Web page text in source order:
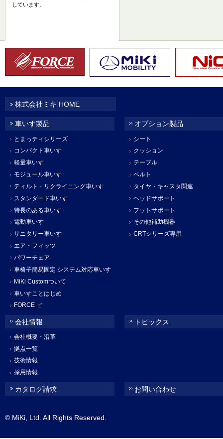
しています。
株式会社ミキ HOME
車いす製品
とまっティシリーズ
コンパクト車いす
軽量車いす
モジュール車いす
ティルト・リクライニング車いす
スタンダード車いす
特長のある車いす
電動車いす
サニタリー車いす
エア・フィッツ
パワーチェア
車椅子簡易固定 システム対応車いす
MiKi Customついて
車いすことはじめ
FORCE
オプション製品
シート
クッション
テーブル
ベルト
タイヤ・キャスタ関連
ヘッドサポート
フットサポート
その他補助機器
CRTシリーズ専用
会社情報
会社概要・沿革
拠点一覧
技術情報
採用情報
トピックス
カタログ請求 お問い合わせ
© MiKi, Ltd. All Rights Reserved.